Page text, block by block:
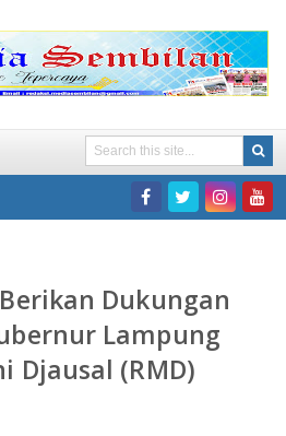
Dukungan
Lampung
Djausal (RMD)